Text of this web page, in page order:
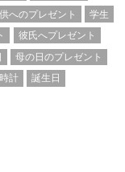
へのプレゼント
学生
彼氏へプレゼント
母の日のプレゼント
計
誕生日